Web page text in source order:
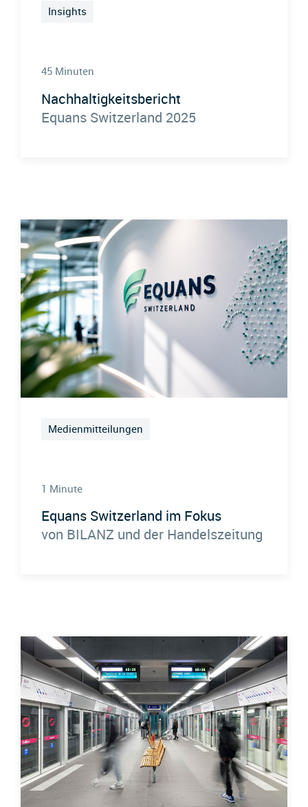
Insights
45 Minuten
Nachhaltigkeitsbericht
Equans Switzerland 2025
Medienmitteilungen
1 Minute
Equans Switzerland im Fokus
von BILANZ und der Handelszeitung